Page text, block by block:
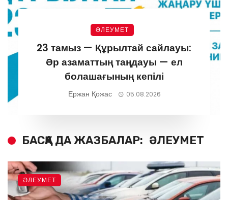
ӘЛЕУМЕТ
23 тамыз — Құрылтай сайлауы:
Әр азаматтың таңдауы — ел
болашағының кепілі
Ержан Қожас 05.08.2026
БАСҚА ДА ЖАЗБАЛАР: ӘЛЕУМЕТ
ӘЛЕУМЕТ